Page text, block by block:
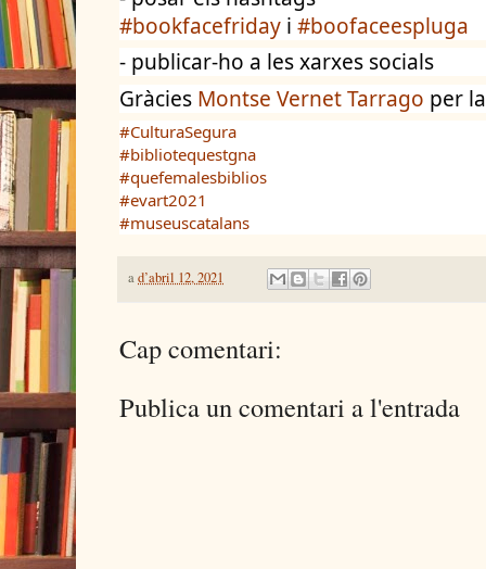
#bookfacefriday i #boofaceespluga
- publicar-ho a les xarxes socials
Gràcies Montse Vernet Tarrago per
#CulturaSegura
#bibliotequestgna
#quefemalesbiblios
#evart2021
#museuscatalans
ad’abril 12, 2021
Cap comentari:
Publica un comentari a l'entrada